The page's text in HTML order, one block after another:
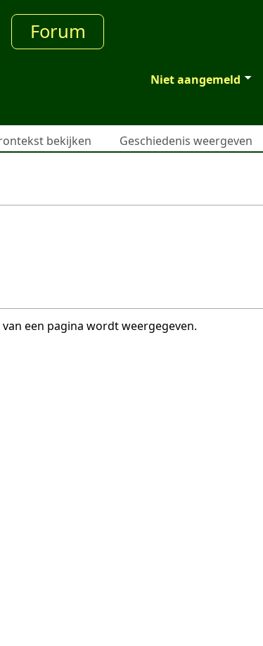
Forum
Niet aangemeld
bekijken Geschiedenis weergeven
een pagina wordt weergegeven.